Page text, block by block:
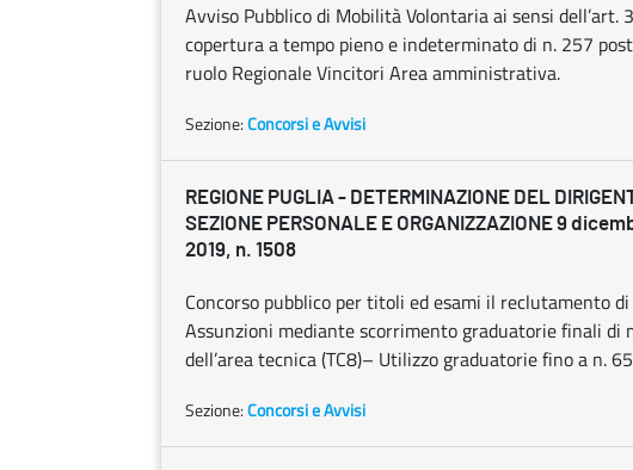
Avviso Pubblico di Mobilità Volontaria ai sensi
copertura a tempo pieno e indeterminato di n. 257
ruolo Regionale Vincitori Area amministrativa.
Sezione:Concorsi e Avvisi
REGIONE PUGLIA - DETERMINAZIONE DEL
SEZIONE PERSONALE E ORGANIZZAZIONE 9
2019, n. 1508
Concorso pubblico per titoli ed esami il reclutamento
Assunzioni mediante scorrimento graduatorie finali di
dell’area tecnica (TC8)– Utilizzo graduatorie fino a n.
Sezione:Concorsi e Avvisi